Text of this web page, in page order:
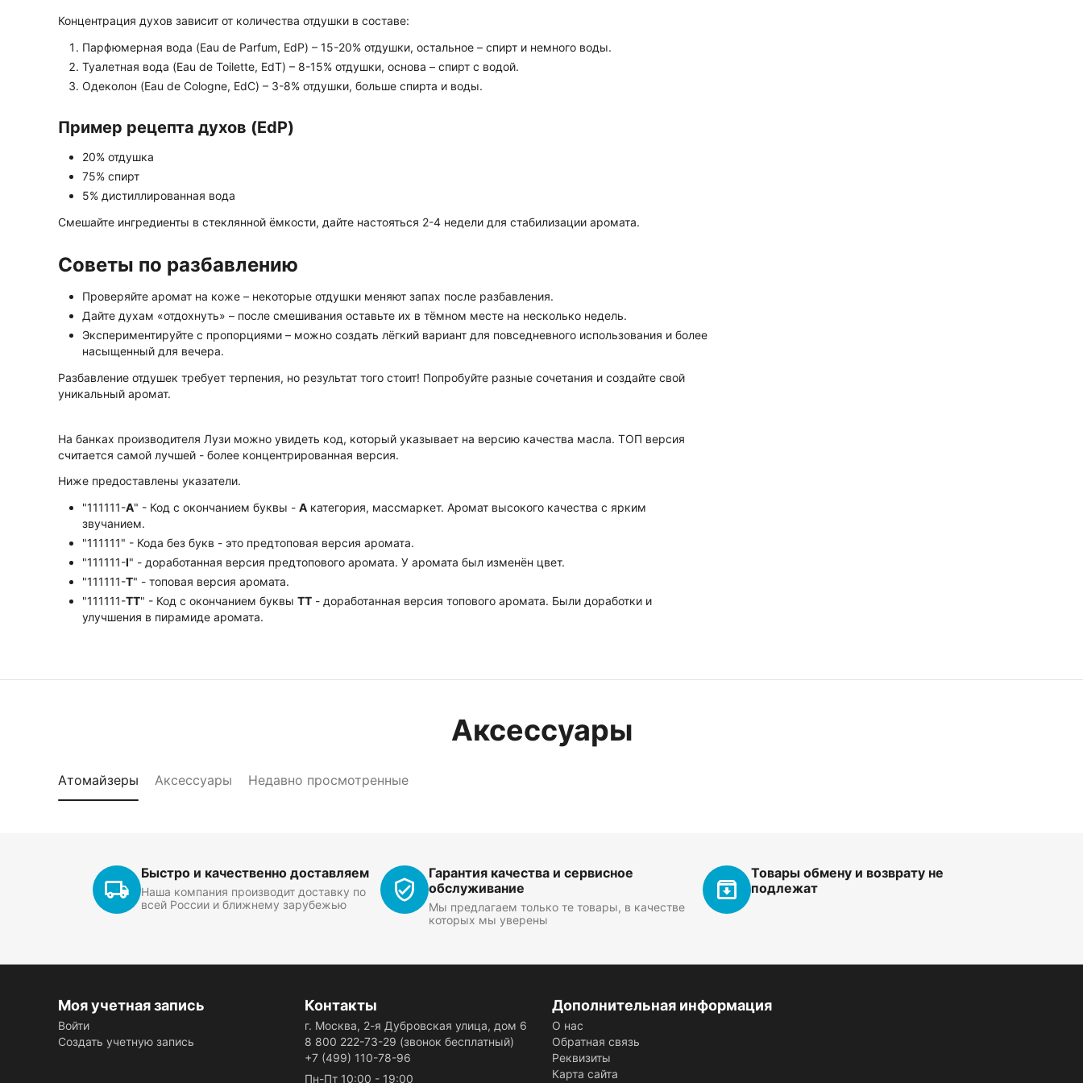
Концентрация духов зависит от количества отдушки в составе:
Парфюмерная вода (Eau de Parfum, EdP) – 15-20% отдушки, остальное – спирт и немного воды.
Туалетная вода (Eau de Toilette, EdT) – 8-15% отдушки, основа – спирт с водой.
Одеколон (Eau de Cologne, EdC) – 3-8% отдушки, больше спирта и воды.
Пример рецепта духов (EdP)
20% отдушка
75% спирт
5% дистиллированная вода
Смешайте ингредиенты в стеклянной ёмкости, дайте настояться 2-4 недели для стабилизации аромата.
Советы по разбавлению
Проверяйте аромат на коже – некоторые отдушки меняют запах после разбавления.
Дайте духам «отдохнуть» – после смешивания оставьте их в тёмном месте на несколько недель.
Экспериментируйте с пропорциями – можно создать лёгкий вариант для повседневного использования и более
насыщенный для вечера.
Разбавление отдушек требует терпения, но результат того стоит! Попробуйте разные сочетания и создайте свой
уникальный аромат.
На банках производителя Лузи можно увидеть код, который указывает на версию качества масла. ТОП версия
считается самой лучшей - более концентрированная версия.
Ниже предоставлены указатели.
"111111-А" - Код с окончанием буквы - А категория, массмаркет. Аромат высокого качества с ярким
звучанием.
"111111" - Кода без букв - это предтоповая версия аромата.
"111111-I" - доработанная версия предтопового аромата. У аромата был изменён цвет.
"111111-Т" - топовая версия аромата.
"111111-ТТ" - Код с окончанием буквы TT - доработанная версия топового аромата. Были доработки и
улучшения в пирамиде аромата.
Аксессуары
Атомайзеры Аксессуары Недавно просмотренные
Быстро и качественно доставляем
Наша компания производит доставку по
всей России и ближнему зарубежью
Гарантия качества и сервисное
обслуживание
Мы предлагаем только те товары, в качестве
которых мы уверены
Товары обмену и возврату не
подлежат
Моя учетная запись
Войти
Создать учетную запись
Контакты
г. Москва, 2-я Дубровская улица, дом 6
8 800 222-73-29 (звонок бесплатный)
+7 (499) 110-78-96
Пн-Пт 10:00 - 19:00
Дополнительная информация
О нас
Обратная связь
Реквизиты
Карта сайта